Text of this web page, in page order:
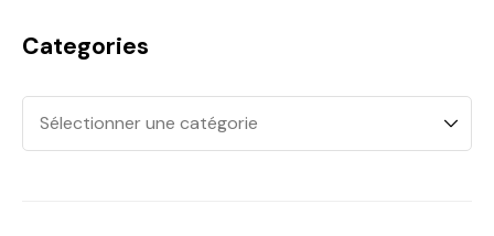
Categories